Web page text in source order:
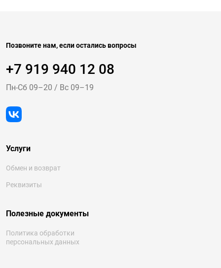
Услуги
Обмен и возврат
Реквизиты
Полезные документы
Политика обработки
персональных данных
Позвоните нам, если остались вопросы
+7 919 940 12 08
Пн-Cб 09–20 / Вс 09–19